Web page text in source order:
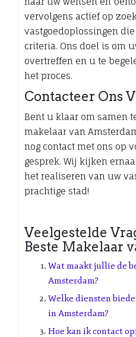
vervolgens actief op
vastgoedoplossingen
criteria. Ons doel is om
overtreffen en u te
het proces.
Contacteer Ons
Bent u klaar om samen
makelaar van
nog contact met ons op
gesprek. Wij kijken
het realiseren van uw
prachtige stad!
Veelgestelde
Beste Makelaar
Wat maakt jullie de
Amsterdam?
Welke diensten
in Amsterdam?
Hoe kan ik contact